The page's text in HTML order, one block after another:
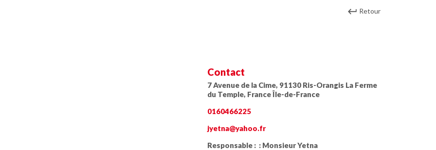
Retour
Contact
7 Avenue de la Cime, 91130 Ris-Orangis La Ferme
du Temple, France Île-de-France
0160466225
jyetna@yahoo.fr
Responsable : : Monsieur Yetna